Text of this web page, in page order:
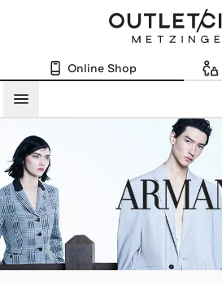
Online Shop
Menü